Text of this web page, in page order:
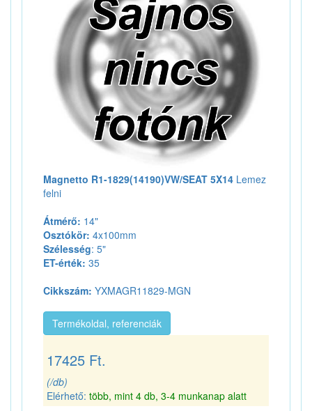
Magnetto R1-1829(14190)VW/SEAT 5X14 Lemez
felni
Átmérő: 14"
Osztókör: 4x100mm
Szélesség: 5"
ET-érték: 35
Cikkszám: YXMAGR11829-MGN
Termékoldal, referenciák
17425 Ft.
(/db)
Elérhető: több, mint 4 db, 3-4 munkanap alatt